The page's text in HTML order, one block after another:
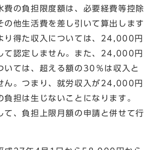
の負担限度額は、必要経費等控除
の他生活費を差し引いて算出します
り得た収入については、24,000円
て認定しません。また、24,000円
いては、超える額の30％は収入と
ん。つまり、就労収入が24,000円
負担は生じないことになります。
て、負担上限月額の申請と併せて行